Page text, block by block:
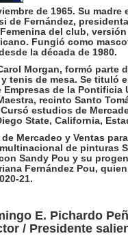
de 1965. Su madre
de Fernández,
del club,
Fungió como
la década de 1980.
Morgan, formó parte
tenis de mesa. Se tituló
de la Pontificia
recinto Santo
estudios de
State, California,
Mercadeo y Ventas
de pinturas
Sandy Pou y su
Fernández Pou,
21.
E. Pichardo
/ Presidente